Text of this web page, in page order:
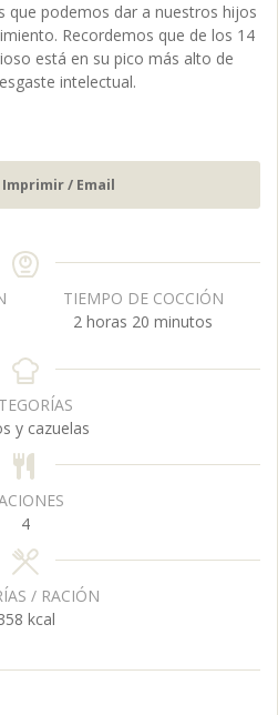
que podemos dar a nuestros hijos
Recordemos que de los 14
está en su pico más alto de
intelectual.
Imprimir / Email
TIEMPO DE COCCIÓN
2 h
r
horas 20 m
n
s
minutos
y cazuelas
4
/ RACIÓN
kcal